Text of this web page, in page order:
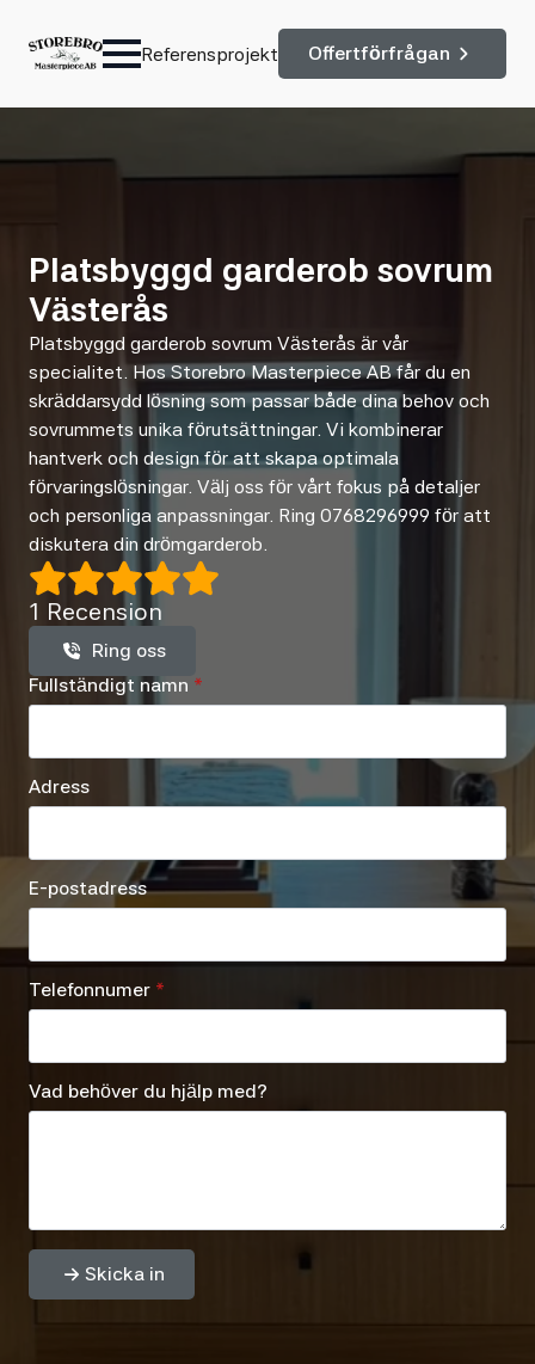
Referensprojekt Offertförfrågan
Platsbyggd garderob sovrum
Västerås
Platsbyggd garderob sovrum Västerås är vår
specialitet. Hos Storebro Masterpiece AB får du en
skräddarsydd lösning som passar både dina behov och
sovrummets unika förutsättningar. Vi kombinerar
hantverk och design för att skapa optimala
förvaringslösningar. Välj oss för vårt fokus på detaljer
och personliga anpassningar. Ring 0768296999 för att
diskutera din drömgarderob.
1 Recension
Ring oss
Fullständigt namn *
Adress
E-postadress
Telefonnumer *
Vad behöver du hjälp med?
Skicka in